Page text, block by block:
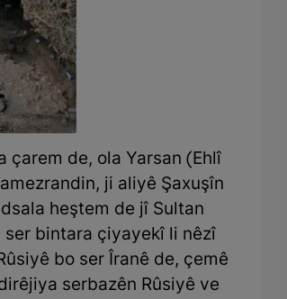
de, ola Yarsan (Ehlî
ji aliyê Şaxuşîn
heştem de jî Sultan
ser bintara çiyayekî li nêzî
bo ser Îranê de, çemê
serbazên Rûsiyê ve